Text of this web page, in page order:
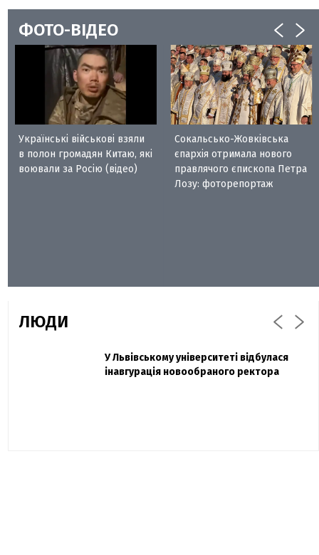
ФОТО-ВІДЕО
Українські військові взяли
в полон громадян Китаю, які
воювали за Росію (відео)
Сокальсько-Жовківська
єпархія отримала нового
правлячого єпископа Петра
Лозу: фоторепортаж
ЛЮДИ
Павло Дак
Захисник "Азовсталі" Діанов вдруге
одружився та показав фото з весілля
У Львівському університеті відбулася
інавгурація новообраного ректора